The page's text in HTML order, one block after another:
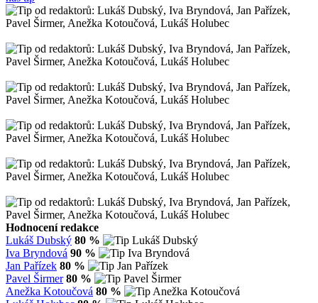
Hodnocení redakce
Lukáš Dubský 80 %
Iva Bryndová 90 %
Jan Pařízek 80 %
Pavel Širmer 80 %
Anežka Kotoučová 80 %